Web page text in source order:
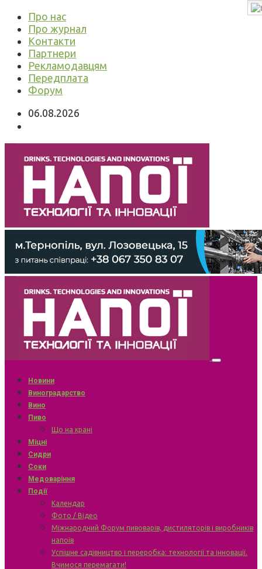
Про нас
Про журнал
Контакти
Партнери
Рекламодавцям
Передплата
Форум
06.08.2026
Новини
Виноградарство
Вино
Пиво
Що на крані
Міцні
Сидри
Соки
Медоваріння
Події
Календар
Фото / Відео
Міжнародний Форум пивоварів, дистиляторів і виробників
напоїв
Успішне садівництво і переробка: технології та інновації.
Вчимося перемагати!